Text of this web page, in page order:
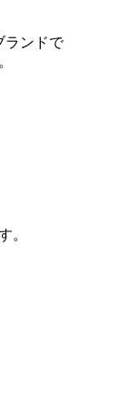
ランドで
。